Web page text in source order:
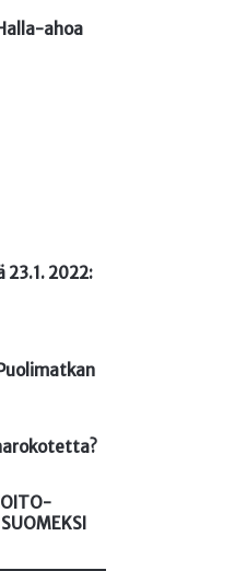
ahoa
23.1. 2022: